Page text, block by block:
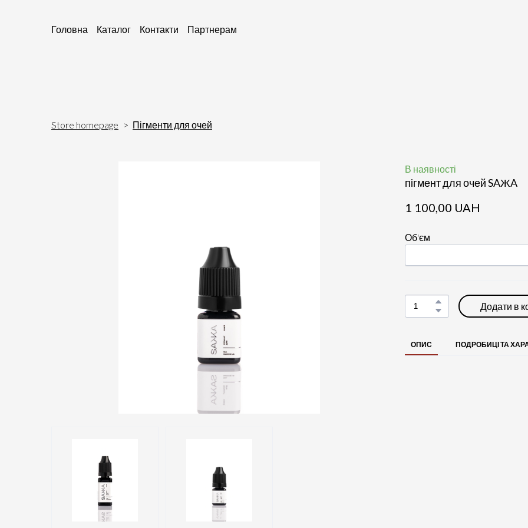
Головна Каталог Контакти Партнерам
Store homepage Пігменти для очей
В наявності
пігмент для очей SAЖA
1 100,00 UAH
Об'єм
Додати в
ОПИС ПОДРОБИЦІ ТА